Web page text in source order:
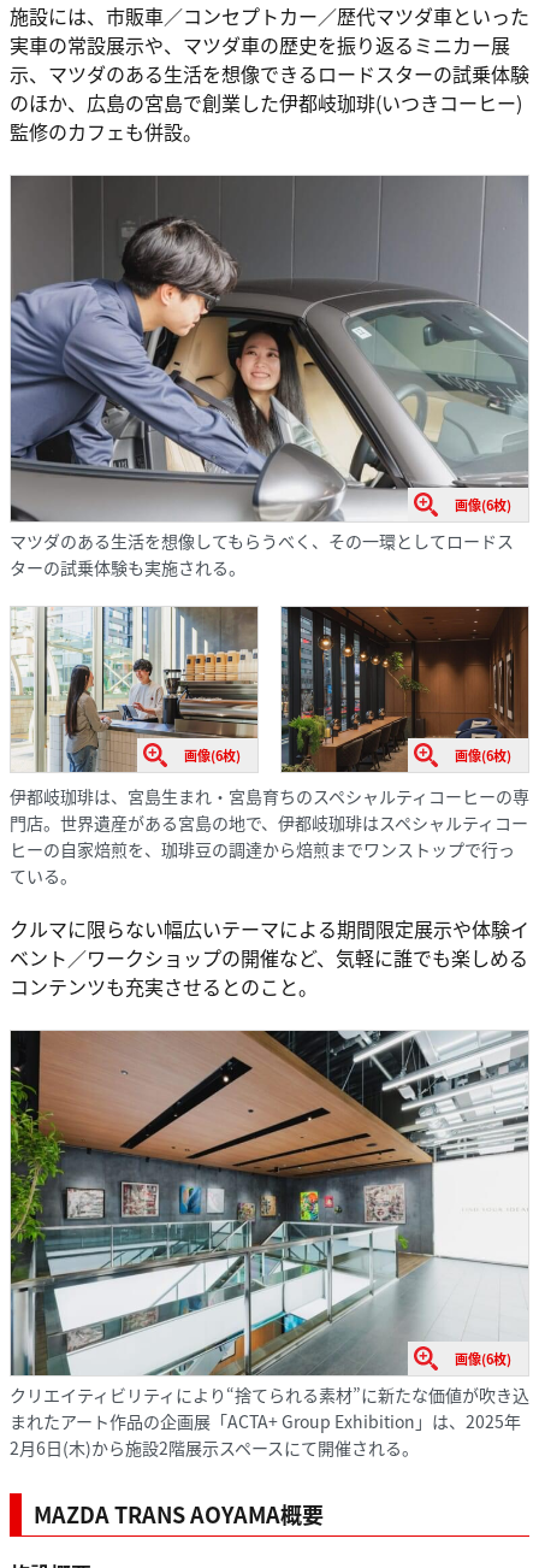
施設には、市販車／コンセプトカー／歴代マツダ車といった
実車の常設展示や、マツダ車の歴史を振り返るミニカー展
示、マツダのある生活を想像できるロードスターの試乗体験
のほか、広島の宮島で創業した伊都岐珈琲(いつきコーヒー)
監修のカフェも併設。
画像(6枚)
マツダのある生活を想像してもらうべく、その一環としてロードス
ターの試乗体験も実施される。
画像(6枚) 画像(6枚)
伊都岐珈琲は、宮島生まれ・宮島育ちのスペシャルティコーヒーの専
門店。世界遺産がある宮島の地で、伊都岐珈琲はスペシャルティコー
ヒーの自家焙煎を、珈琲豆の調達から焙煎までワンストップで行っ
ている。
クルマに限らない幅広いテーマによる期間限定展示や体験イ
ベント／ワークショップの開催など、気軽に誰でも楽しめる
コンテンツも充実させるとのこと。
画像(6枚)
クリエイティビリティにより“捨てられる素材”に新たな価値が吹き込
まれたアート作品の企画展「ACTA+ Group Exhibition」は、2025年
2⽉6⽇(⽊)から施設2階展⽰スペースにて開催される。
MAZDA TRANS AOYAMA概要